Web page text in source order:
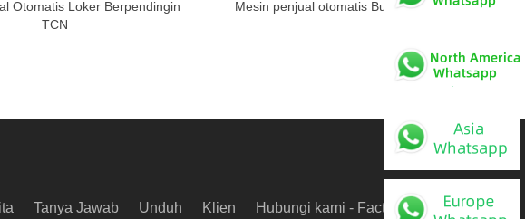
Otomatis Loker Berpendingin
TCN
Mesin penjual otomatis Buku TCN
Tanya Jawab Unduh Klien Hubungi kami - Factop Video